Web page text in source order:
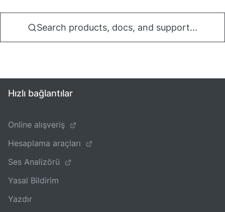
Search products, docs, and support...
Hızlı bağlantılar
Online alışveriş
Hesaplama araçları
Ses Analizörü
Yasal Bildirim
Yazdır